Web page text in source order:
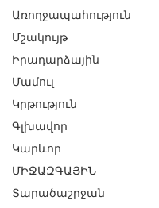
Առողջապահություն
Մշակույթ
Իրադարձային
Մամուլ
Կրթություն
Գլխավոր
Կարևոր
ՄԻՋԱԶԳԱՅԻՆ
Տարածաշրջան